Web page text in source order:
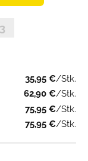
35,95 €/Stk.
62,90 €/Stk.
75,95 €/Stk.
75,95 €/Stk.